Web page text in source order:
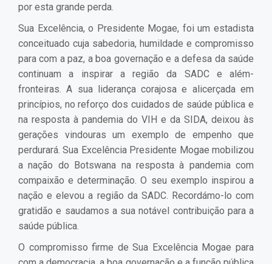
por esta grande perda.
Sua Excelência, o Presidente Mogae, foi um estadista
conceituado cuja sabedoria, humildade e compromisso
para com a paz, a boa governação e a defesa da saúde
continuam a inspirar a região da SADC e além-
fronteiras. A sua liderança corajosa e alicerçada em
princípios, no reforço dos cuidados de saúde pública e
na resposta à pandemia do VIH e da SIDA, deixou às
gerações vindouras um exemplo de empenho que
perdurará. Sua Excelência Presidente Mogae mobilizou
a nação do Botswana na resposta à pandemia com
compaixão e determinação. O seu exemplo inspirou a
nação e elevou a região da SADC. Recordámo-lo com
gratidão e saudamos a sua notável contribuição para a
saúde pública.
O compromisso firme de Sua Excelência Mogae para